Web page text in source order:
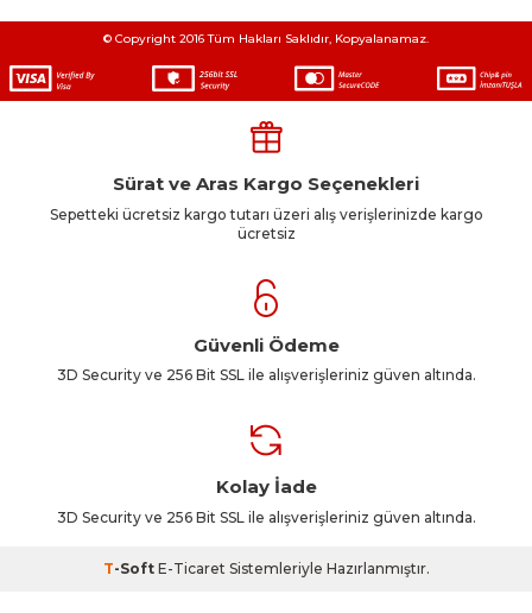
© Copyright 2016 Tüm Hakları Saklıdır, Kopyalanamaz.
Sürat ve Aras Kargo Seçenekleri
Sepetteki ücretsiz kargo tutarı üzeri alış verişlerinizde kargo
ücretsiz
Güvenli Ödeme
3D Security ve 256 Bit SSL ile alışverişleriniz güven altında.
Kolay İade
3D Security ve 256 Bit SSL ile alışverişleriniz güven altında.
T-Soft E-Ticaret Sistemleriyle Hazırlanmıştır.